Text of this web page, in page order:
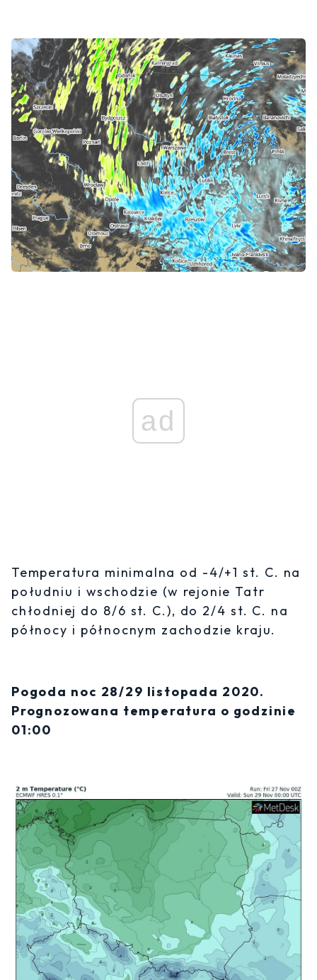
ad
Temperatura minimalna od -4/+1 st. C. na
południu i wschodzie (w rejonie Tatr
chłodniej do 8/6 st. C.), do 2/4 st. C. na
północy i północnym zachodzie kraju.
Pogoda noc 28/29 listopada 2020.
Prognozowana temperatura o godzinie
01:00